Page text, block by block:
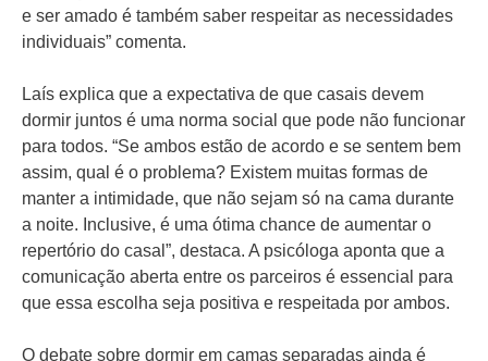
e ser amado é também saber respeitar as necessidades
individuais” comenta.
Laís explica que a expectativa de que casais devem
dormir juntos é uma norma social que pode não funcionar
para todos. “Se ambos estão de acordo e se sentem bem
assim, qual é o problema? Existem muitas formas de
manter a intimidade, que não sejam só na cama durante
a noite. Inclusive, é uma ótima chance de aumentar o
repertório do casal”, destaca. A psicóloga aponta que a
comunicação aberta entre os parceiros é essencial para
que essa escolha seja positiva e respeitada por ambos.
O debate sobre dormir em camas separadas ainda é